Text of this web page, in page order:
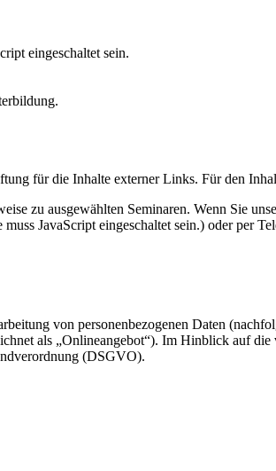
eingeschaltet sein.
für die Inhalte externer Links. Für den
zu ausgewählten Seminaren. Wenn Sie
JavaScript eingeschaltet sein.) oder per
von personenbezogenen Daten
als „Onlineangebot“). Im Hinblick auf
(DSGVO).